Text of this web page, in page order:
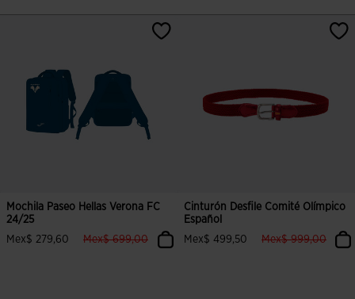
Mochila Paseo Hellas Verona FC
24/25
Mex$ 279,60
label.price.reduced.from
Mex$ 699,00label.price.to
Cinturón Desfile Comité Olímpico
Español
Mex$ 499,50
Mex$ 999,00